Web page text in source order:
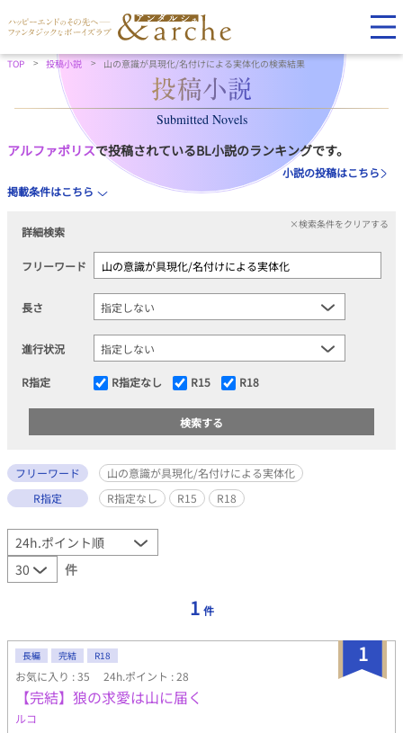
TOP 投稿小説 山の意識が具現化/名付けによる実体化の検索結果
Submitted Novels
アルファポリスで投稿されているBL小説のランキングです。
小説の投稿はこちら
掲載条件はこちら
詳細検索
×検索条件をクリアする
フリーワード
長さ
進行状況
R指定 R指定なし R15 R18
フリーワード
山の意識が具現化/名付けによる実体化
R指定
R指定なし R15 R18
件
1 件
1
長編 完結 R18
お気に入り : 35 24h.ポイント : 28
【完結】狼の求愛は山に届く
ルコ